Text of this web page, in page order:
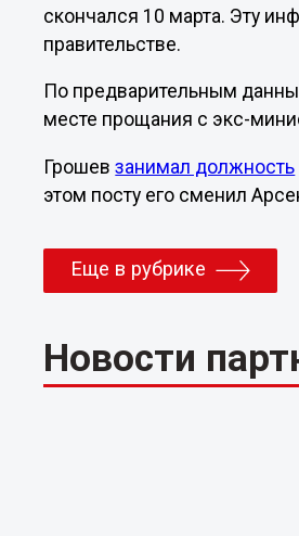
скончался 10 марта. Эту
правительстве.
По предварительным
месте прощания с экс-
Грошевзанимал должность
этом посту его сменил
Еще в рубрике
Новости